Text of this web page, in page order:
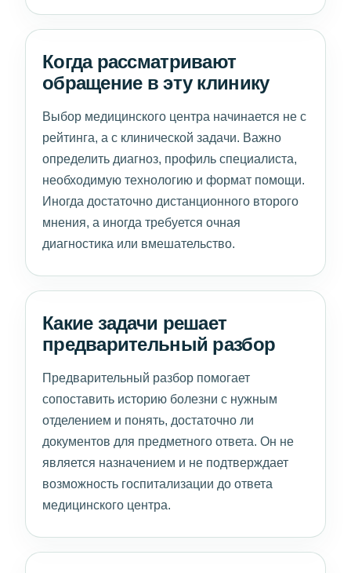
Когда рассматривают
обращение в эту клинику
Выбор медицинского центра начинается не с
рейтинга, а с клинической задачи. Важно
определить диагноз, профиль специалиста,
необходимую технологию и формат помощи.
Иногда достаточно дистанционного второго
мнения, а иногда требуется очная
диагностика или вмешательство.
Какие задачи решает
предварительный разбор
Предварительный разбор помогает
сопоставить историю болезни с нужным
отделением и понять, достаточно ли
документов для предметного ответа. Он не
является назначением и не подтверждает
возможность госпитализации до ответа
медицинского центра.